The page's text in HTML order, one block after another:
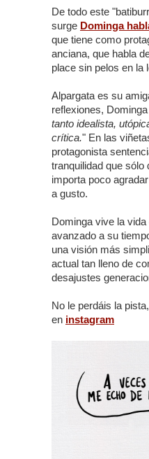
De todo este
surge Dominga
que tiene como
anciana, que habla
place sin pelos en la
Alpargata es su
reflexiones,
tanto idealista,
crítica." En las
protagonista
tranquilidad que sólo
importa poco
a gusto.
Dominga vive la
avanzado a su
una visión más
actual tan lleno de
desajustes
No le perdáis la
en instagram